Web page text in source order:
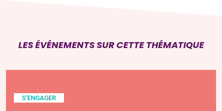
LES ÉVÉNEMENTS SUR CETTE THÉMATIQUE
S'ENGAGER